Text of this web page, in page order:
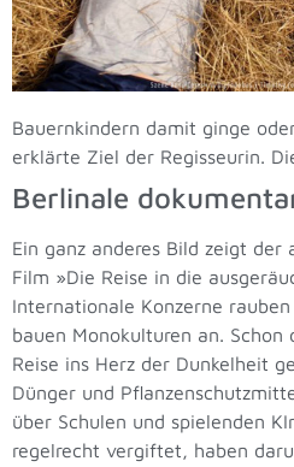
Bauernkindern damit ginge
erklärte Ziel der Regisseurin.
Berlinale
Ein ganz anderes Bild zeigt der
Film »Die Reise in die
Internationale Konzerne
bauen Monokulturen an. Schon
Reise ins Herz der Dunkelheit
Dünger und
über Schulen und spielenden
regelrecht vergiftet, haben